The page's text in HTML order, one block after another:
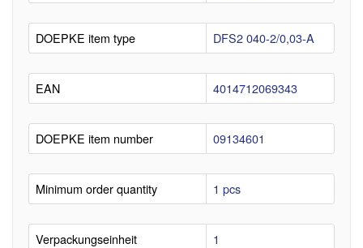
DOEPKE item type DFS2 040-2/0,03-A
EAN 4014712069343
DOEPKE item number 09134601
Minimum order quantity 1 pcs
Verpackungseinheit 1